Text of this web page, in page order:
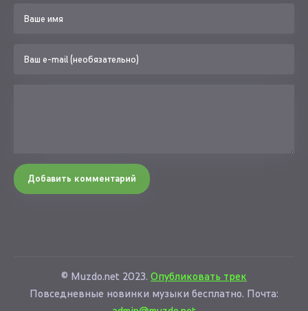
Добавить комментарий
© Muzdo.net 2023. Опубликовать трек
Повседневные новинки музыки бесплатно. Почта: